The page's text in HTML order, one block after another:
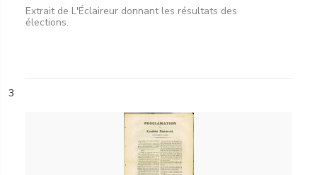
Extrait de L'Éclaireur donnant les résultats des
élections.
3